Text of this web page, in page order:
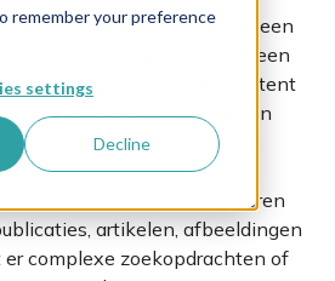
remember your preference
settings
Decline
van a&f (al lange tijd een
systeemintegrator) biedt een
om gearchiveerde content
die is opgeslagen in
integratie is gebaseerd op
en biedt een
interface voor het doorbladeren
artikelen, afbeeldingen
er complexe zoekopdrachten of